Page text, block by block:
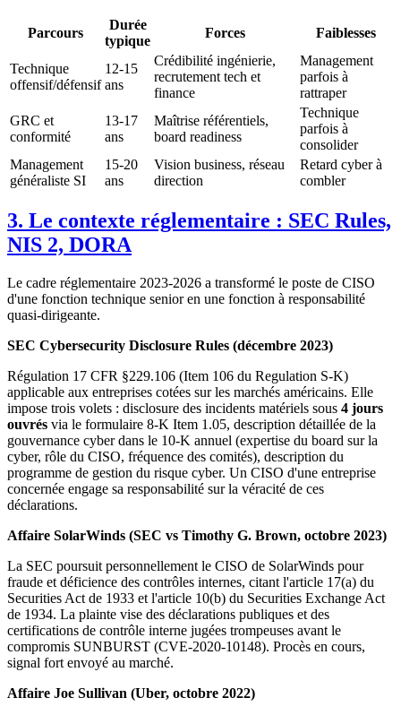
Parcours
Durée
typique
Forces Faiblesses
Technique
offensif/défensif
12-15
ans
Crédibilité ingénierie,
recrutement tech et
finance
Management
parfois à
rattraper
GRC et
conformité
13-17
ans
Maîtrise référentiels,
board readiness
Technique
parfois à
consolider
Management
généraliste SI
15-20
ans
Vision business, réseau
direction
Retard cyber à
combler
3. Le contexte réglementaire : SEC Rules,
NIS 2, DORA
Le cadre réglementaire 2023-2026 a transformé le poste de CISO
d'une fonction technique senior en une fonction à responsabilité
quasi-dirigeante.
SEC Cybersecurity Disclosure Rules (décembre 2023)
Régulation 17 CFR §229.106 (Item 106 du Regulation S-K)
applicable aux entreprises cotées sur les marchés américains. Elle
impose trois volets : disclosure des incidents matériels sous 4 jours
ouvrés via le formulaire 8-K Item 1.05, description détaillée de la
gouvernance cyber dans le 10-K annuel (expertise du board sur la
cyber, rôle du CISO, fréquence des comités), description du
programme de gestion du risque cyber. Un CISO d'une entreprise
concernée engage sa responsabilité sur la véracité de ces
déclarations.
Affaire SolarWinds (SEC vs Timothy G. Brown, octobre 2023)
La SEC poursuit personnellement le CISO de SolarWinds pour
fraude et déficience des contrôles internes, citant l'article 17(a) du
Securities Act de 1933 et l'article 10(b) du Securities Exchange Act
de 1934. La plainte vise des déclarations publiques et des
certifications de contrôle interne jugées trompeuses avant le
compromis SUNBURST (CVE-2020-10148). Procès en cours,
signal fort envoyé au marché.
Affaire Joe Sullivan (Uber, octobre 2022)